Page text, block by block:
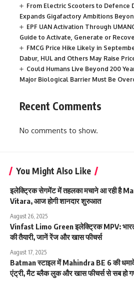
From Electric Scooters to Defence
Expands Gigafactory Ambitions
EPF UAN Activation Through
Guide to Activate, Generate or
FMCG Price Hike Likely in
Dabur, HUL and Others May Raise
Could Humans Live Beyond 200
Major Biological Barrier Must Be
Recent Comments
No comments to show.
You Might Also Like
इलेक्ट्रिक सेगमेंट में तहलका मचाने आ रही है
Vitara, आज होगी शानदार शुरुआत
August 26, 2025
Vinfast Limo Green इलेक्ट्रिक MPV:
की तैयारी, जानें रेंज और खास फीचर्स
August 17, 2025
Batman स्टाइल में Mahindra BE 6 की
एंट्री, मैट ब्लैक लुक और खास फीचर्स से सब हो